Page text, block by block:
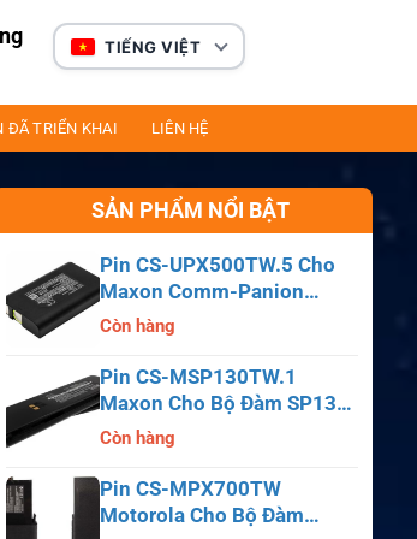
TIẾNG VIỆT
ĐÃ TRIỂN KHAI LIÊN HỆ
SẢN PHẨM NỔI BẬT
Pin CS-UPX500TW.5 Cho
Maxon Comm-Panion
CP0150, CP0511, CP0515
Còn hàng
Pin CS-MSP130TW.1
Maxon Cho Bộ Đàm SP130,
SP140, SP150, SL55
Còn hàng
Pin CS-MPX700TW
Motorola Cho Bộ Đàm